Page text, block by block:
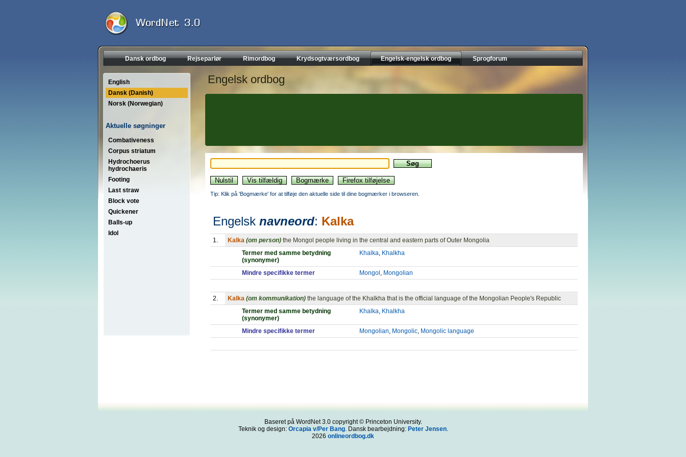
Dansk ordbog Rejseparlør Rimordbog Krydsogtværsordbog Engelsk-engelsk ordbog Sprogforum
English
Dansk (Danish)
Norsk (Norwegian)
Aktuelle søgninger
Combativeness
Corpus striatum
Hydrochoerus
hydrochaeris
Footing
Last straw
Block vote
Quickener
Balls-up
Idol
Engelsk ordbog
Tip: Klik på 'Bogmærke' for at tilføje den aktuelle side til dine bogmærker i browseren.
Engelsk navneord: Kalka
1. Kalka (om person) the Mongol people living in the central and eastern parts of Outer Mongolia
Termer med samme betydning
(synonymer)
Khalka, Khalkha
Mindre specifikke termer Mongol , Mongolian
2. Kalka (om kommunikation) the language of the Khalkha that is the official language of the Mongolian People's Republic
Termer med samme betydning
(synonymer)
Khalka, Khalkha
Mindre specifikke termer Mongolian, Mongolic, Mongolic language
Baseret på WordNet 3.0 copyright © Princeton University.
Teknik og design: Orcapia v/Per Bang. Dansk bearbejdning: Peter Jensen.
2026 onlineordbog.dk